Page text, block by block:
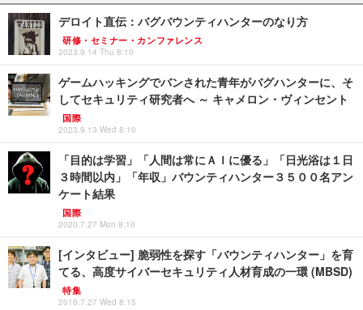
デロイト直伝：バグバウンティハンターのなり方
研修・セミナー・カンファレンス
2023.9.14 Thu 8:10
ゲームハッキングでバンされた青年がバグハンターに、そ
してセキュリティ研究者へ ～ キャメロン・ヴィンセント
国際
2023.9.13 Wed 8:10
「目的は学習」「人間は常にＡＩに優る」「日光浴は１日
３時間以内」「年収」バウンティハンター３５００名アン
ケート結果
国際
2020.7.27 Mon 8:10
[インタビュー] 脆弱性を探す「バウンティハンター」を育
てる、高度サイバーセキュリティ人材育成の一環 (MBSD)
特集
2016.7.27 Wed 8:15